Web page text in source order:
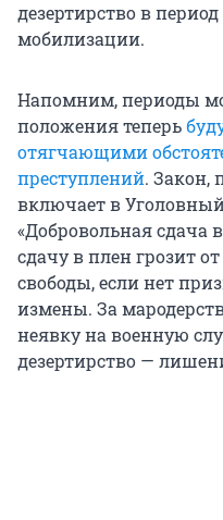
дезертирство в
мобилизации.
Напомним, периоды
положения теперь
отягчающими
преступлений. Закон,
включает в
«Добровольная сдача
сдачу в плен грозит
свободы, если нет
измены. За
неявку на военную
дезертирство —